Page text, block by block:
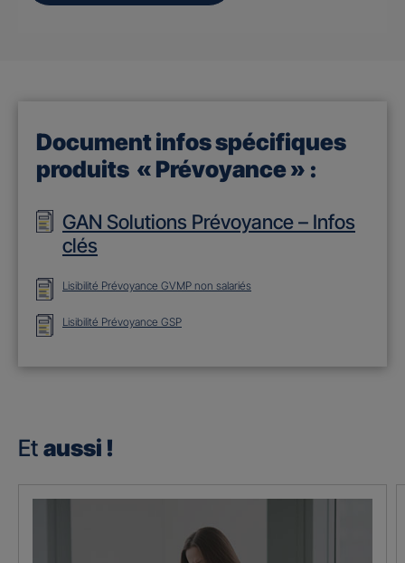
Document infos spécifiques
produits « Prévoyance » :
GAN Solutions Prévoyance – Infos
clés
Lisibilité Prévoyance GVMP non salariés
Lisibilité Prévoyance GSP
Et aussi !